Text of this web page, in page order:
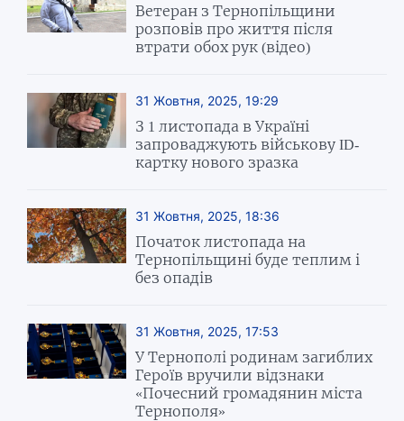
Ветеран з Тернопільщини
розповів про життя після
втрати обох рук (відео)
31 Жовтня, 2025, 19:29
З 1 листопада в Україні
запроваджують військову ID-
картку нового зразка
31 Жовтня, 2025, 18:36
Початок листопада на
Тернопільщині буде теплим і
без опадів
31 Жовтня, 2025, 17:53
У Тернополі родинам загиблих
Героїв вручили відзнаки
«Почесний громадянин міста
Тернополя»